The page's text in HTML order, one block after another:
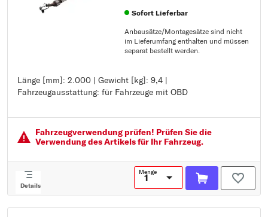
Sofort Lieferbar
Anbausätze/Montagesätze sind nicht
im Lieferumfang enthalten und müssen
separat bestellt werden.
Länge [mm]: 2.000 | Gewicht [kg]: 9,4 |
Fahrzeugausstattung: für Fahrzeuge mit OBD
Länge [mm]: 2.000
Gewicht [kg]: 9,4
Fahrzeugver­wendung prüfen! Prüfen Sie die
Verwendung des Artikels für Ihr Fahrzeug.
Details
Menge